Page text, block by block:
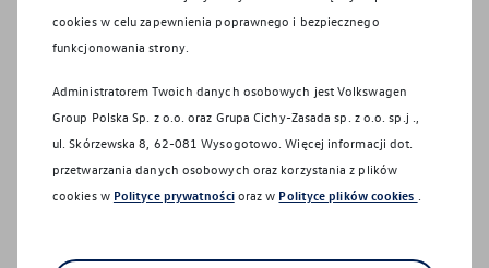
przygotowaliśmy
MagdalenaNajdek
E-mail:vwprzezmierowo@cichy-zasada.pl
cookies w celu zapewnienia poprawnego i bezpiecznego
funkcjonowania strony.
Administratorem Twoich danych osobowych jest Volkswagen
Group Polska Sp. z o.o. oraz Grupa Cichy-Zasada sp. z o.o. sp.j .,
ul. Skórzewska 8, 62-081 Wysogotowo . Więcej informacji dot.
przetwarzania danych osobowych oraz korzystania z plików
cookies w Polityce prywatnościoraz w Polityce plików cookies